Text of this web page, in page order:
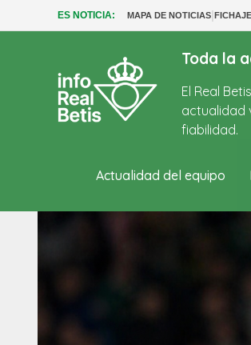
ES NOTICIA: MAPA DE NOTICIAS|
Toda la
El Real
actualidad
fiabilidad.
Actualidad del equipo